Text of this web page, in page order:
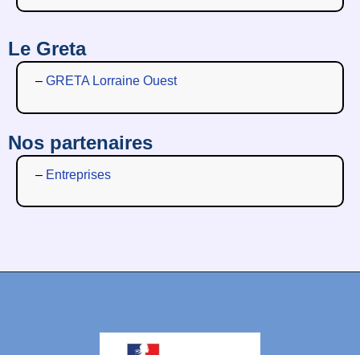
Le Greta
– GRETA Lorraine Ouest
Nos partenaires
– Entreprises